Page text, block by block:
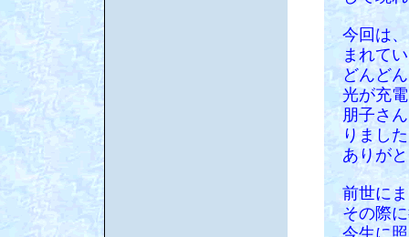
今回は
まれて
どんど
光が充
朋子さ
りまし
ありが
前世に
その際
今生に